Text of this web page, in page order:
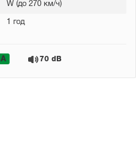
W (до 270 км/ч)
1 год
A 70 dB